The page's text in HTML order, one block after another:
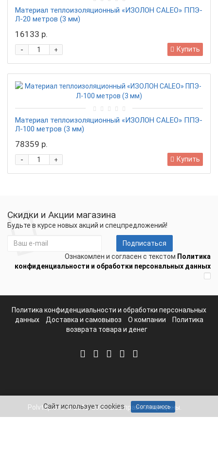
Материал теплоизоляционный «ИЗОЛОН CALEO» ППЭ-
Л-20 метров (3 мм)
16133 р.
+
- Купить
Материал теплоизоляционный «ИЗОЛОН CALEO» ППЭ-
Л-100 метров (3 мм)
78359 р.
+
- Купить
Скидки и Акции магазина
Будьте в курсе новых акций и спецпредложений!
Подписаться
Ознакомлен и согласен с текстом Политика
конфиденциальности и обработки персональных данных
Политика конфиденциальности и обработки персональных
данных
Доставка и самовывоз О компании
Политика
возврата товара и денег
Polvteplo.ru © 2012-2025. Все права защищены.
Сайт использует cookies Соглашаюсь